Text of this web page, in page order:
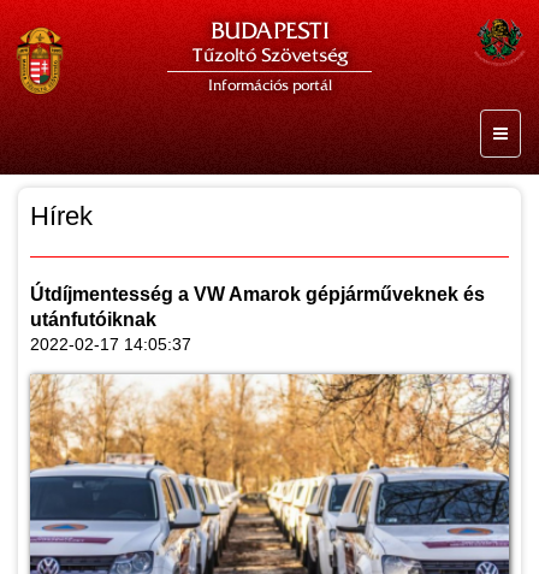
BUDAPESTI
Tűzoltó Szövetség
Információs portál
Hírek
Útdíjmentesség a VW Amarok gépjárműveknek és
utánfutóiknak
2022-02-17 14:05:37